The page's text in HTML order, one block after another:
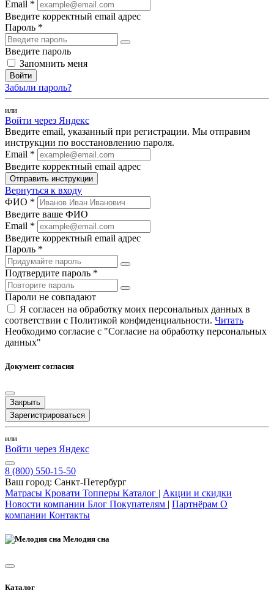
Email *
Введите корректный email адрес
Пароль *
Введите пароль
Запомнить меня
Войти
Забыли пароль?
или
Войти через Яндекс
Введите email, указанный при регистрации. Мы отправим
инструкции по восстановлению пароля.
Email *
Введите корректный email адрес
Отправить инструкции
Вернуться к входу
ФИО *
Введите ваше ФИО
Email *
Введите корректный email адрес
Пароль *
Подтвердите пароль *
Пароли не совпадают
Я согласен на обработку моих персональных данных в
соответствии с Политикой конфиденциальности. Читать
Необходимо согласие с "Согласие на обработку персональных
данных"
Документ согласия
Закрыть
Зарегистрироваться
или
Войти через Яндекс
8 (800) 550-15-50
Ваш город: Санкт-Петербург
Матрасы Кровати Топперы Каталог | Акции и скидки
Новости компании Блог Покупателям | Партнёрам О
компании Контакты
Мелодия сна
Каталог